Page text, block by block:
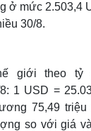
ở mức 2.503,4
30/8.
giới theo tỷ
1 USD =
75,49 triệu
so với giá